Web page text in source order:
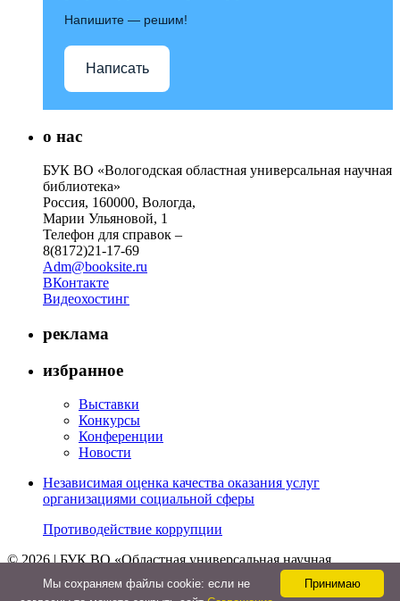
Напишите — решим!
Написать
о нас
БУК ВО «Вологодская областная универсальная научная
библиотека»
Россия, 160000, Вологда,
Марии Ульяновой, 1
Телефон для справок –
8(8172)21-17-69
Adm@booksite.ru
ВКонтакте
Видеохостинг
реклама
избранное
Выставки
Конкурсы
Конференции
Новости
Независимая оценка качества оказания услуг
организациями социальной сферы
Противодействие коррупции
© 2026 | БУК ВО «Областная универсальная научная
библиотека»
Принимаю
Мы cохраняем файлы cookie: если не